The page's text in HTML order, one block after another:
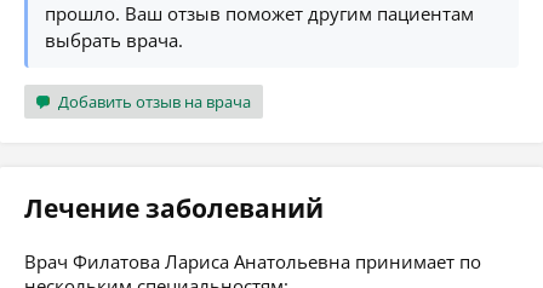
прошло. Ваш отзыв поможет другим пациентам
выбрать врача.
Добавить отзыв на врача
Лечение заболеваний
Врач Филатова Лариса Анатольевна принимает по